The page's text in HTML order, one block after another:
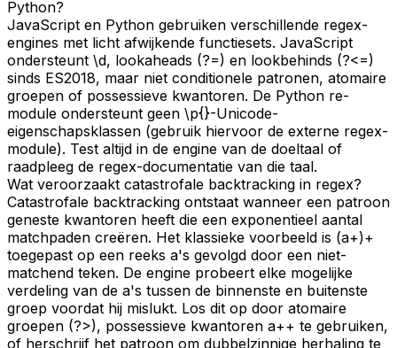
Python?
JavaScript en Python gebruiken verschillende regex-
engines met licht afwijkende functiesets. JavaScript
ondersteunt \d, lookaheads (?=) en lookbehinds (?<=)
sinds ES2018, maar niet conditionele patronen, atomaire
groepen of possessieve kwantoren. De Python re-
module ondersteunt geen \p{}-Unicode-
eigenschapsklassen (gebruik hiervoor de externe regex-
module). Test altijd in de engine van de doeltaal of
raadpleeg de regex-documentatie van die taal.
Wat veroorzaakt catastrofale backtracking in regex?
Catastrofale backtracking ontstaat wanneer een patroon
geneste kwantoren heeft die een exponentieel aantal
matchpaden creëren. Het klassieke voorbeeld is (a+)+
toegepast op een reeks a's gevolgd door een niet-
matchend teken. De engine probeert elke mogelijke
verdeling van de a's tussen de binnenste en buitenste
groep voordat hij mislukt. Los dit op door atomaire
groepen (?>), possessieve kwantoren a++ te gebruiken,
of herschrijf het patroon om dubbelzinnige herhaling te